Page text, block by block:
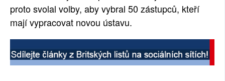
proto svolal volby, aby vybral 50 zástupců, kteří
mají vypracovat novou ústavu.